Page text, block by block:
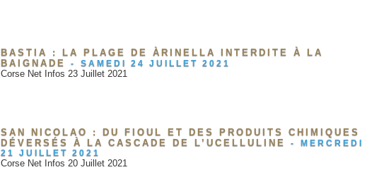
BASTIA : LA PLAGE DE ÀRINELLA INTERDITE À LA
BAIGNADE
- SAMEDI 24 JUILLET 2021
Corse Net Infos 23 Juillet 2021
SAN NICOLAO : DU FIOUL ET DES PRODUITS CHIMIQUES
DÉVERSÉS À LA CASCADE DE L’UCELLULINE
-
MERCREDI
21 JUILLET 2021
Corse Net Infos 20 Juillet 2021